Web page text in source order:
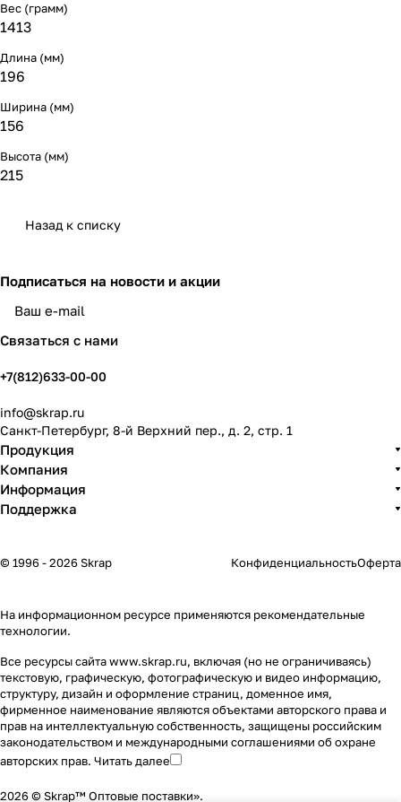
Вес (грамм)
1413
Длина (мм)
196
Ширина (мм)
156
Высота (мм)
215
Назад к списку
Подписаться на новости и акции
Связаться с нами
+7(812)633-00-00
info@skrap.ru
Санкт-Петербург, 8-й Верхний пер., д. 2, стр. 1
Продукция
Компания
Информация
Поддержка
© 1996 - 2026 Skrap КонфиденциальностьОферта
На информационном ресурсе применяются рекомендательные
технологии.
Все ресурсы сайта www.skrap.ru, включая (но не ограничиваясь)
текстовую, графическую, фотографическую и видео информацию,
структуру, дизайн и оформление страниц, доменное имя,
фирменное наименование являются объектами авторского права и
прав на интеллектуальную собственность, защищены российским
законодательством и международными соглашениями об охране
авторских прав. Читать далее
2026 © Skrap™ Оптовые поставки».